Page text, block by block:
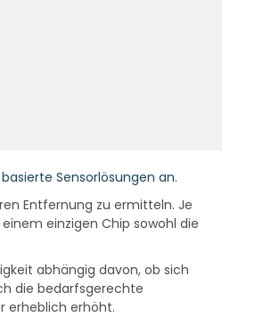
Sensorlösungen an.
Entfernung zu ermitteln. Je
einzigen Chip sowohl die
abhängig davon, ob sich
die bedarfsgerechte
erheblich erhöht.